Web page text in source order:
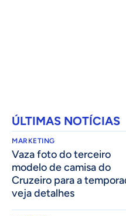
ÚLTIMAS NOTÍCIAS
MARKETING
Vaza foto do terceiro
modelo de camisa do
Cruzeiro para a
veja detalhes